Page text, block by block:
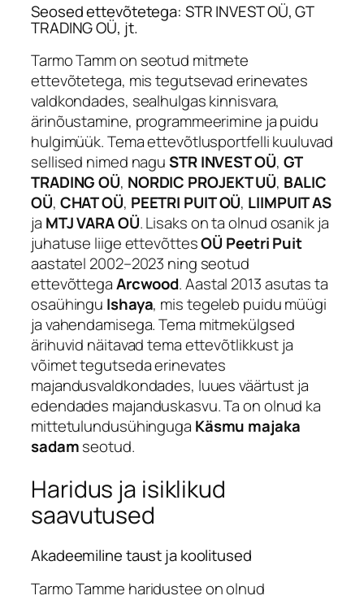
Seosed ettevõtetega: STR INVEST OÜ, GT
TRADING OÜ, jt.
Tarmo Tamm on seotud mitmete
ettevõtetega, mis tegutsevad erinevates
valdkondades, sealhulgas kinnisvara,
ärinõustamine, programmeerimine ja puidu
hulgimüük. Tema ettevõtlusportfelli kuuluvad
sellised nimed naguSTR INVEST OÜ, GT
TRADING OÜ, NORDIC PROJEKT UÜ, BALIC
OÜ, CHAT OÜ, PEETRI PUIT OÜ, LIIMPUIT AS
ja MTJ VARA OÜ. Lisaks on ta olnud osanik ja
juhatuse liige ettevõttesOÜ Peetri Puit
aastatel 2002–2023 ning seotud
ettevõttegaArcwood. Aastal 2013 asutas ta
osaühingu Ishaya, mis tegeleb puidu müügi
ja vahendamisega. Tema mitmekülgsed
ärihuvid näitavad tema ettevõtlikkust ja
võimet tegutseda erinevates
majandusvaldkondades, luues väärtust ja
edendades majanduskasvu. Ta on olnud ka
mittetulundusühinguga Käsmu majaka
sadamseotud.
Haridus ja isiklikud
saavutused
Akadeemiline taust ja koolitused
Tarmo Tamme haridustee on olnud